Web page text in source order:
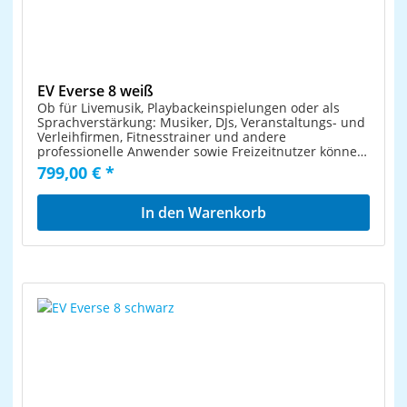
EV Everse 8 weiß
Ob für Livemusik, Playbackeinspielungen oder als
Sprachverstärkung: Musiker, DJs, Veranstaltungs- und
Verleihfirmen, Fitnesstrainer und andere
professionelle Anwender sowie Freizeitnutzer können
von der erstklassigen Klangqualität,
Benutzerfreundlichkeit und dem All-in-one
Systemdesign von EVERSE 8 profitieren ein Konzept,
das einem großem Anwenderfeld professionelle
Audioperformance bietet. Der erste
Electro-Voice zusammen mit den neuesten
technologischen Fortschritten um ein wirklich
tragbares und wirklich drahtloses Audioerlebnis zu
799,00 € *
In den Warenkorb